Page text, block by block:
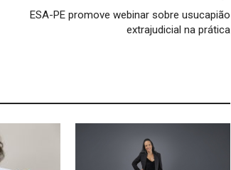
ESA-PE promove webinar sobre usucapião
extrajudicial na prática